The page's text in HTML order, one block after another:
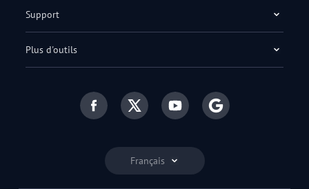
Français
Support
Plus d'outils